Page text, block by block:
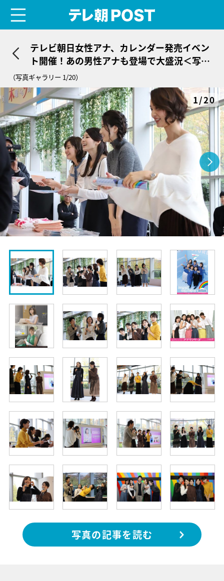
テレビ朝日女性アナ、カレンダー発売イベン
ト開催！あの男性アナも登場で大盛況＜写真
20枚＞
（写真ギャラリー 1/20）
1/20
写真の記事を読む